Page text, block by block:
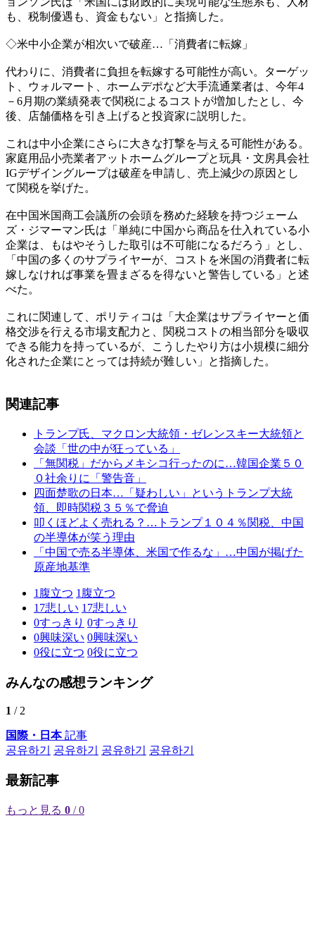
も、税制優遇も、資金もない」と指摘した。
◇米中小企業が相次いで破産…「消費者に転嫁」
代わりに、消費者に負担を転嫁する可能性が高い。ターゲッ
ト、ウォルマート、ホームデポなど大手流通業者は、今年4
－6月期の業績発表で関税によるコストが増加したとし、今
後、店舗価格を引き上げると投資家に説明した。
これは中小企業にさらに大きな打撃を与える可能性がある。
家庭用品小売業者アットホームグループと玩具・文房具会社
IGデザイングループは破産を申請し、売上減少の原因とし
て関税を挙げた。
在中国米国商工会議所の会頭を務めた経験を持つジェーム
ズ・ジマーマン氏は「単純に中国から商品を仕入れている小
企業は、もはやそうした取引は不可能になるだろう」とし、
「中国の多くのサプライヤーが、コストを米国の消費者に転
嫁しなければ事業を畳まざるを得ないと警告している」と述
べた。
これに関連して、ポリティコは「大企業はサプライヤーと価
格交渉を行える市場支配力と、関税コストの相当部分を吸収
できる能力を持っているが、こうしたやり方は小規模に細分
化された企業にとっては持続が難しい」と指摘した。
関連記事
トランプ氏、マクロン大統領・ゼレンスキー大統領と
会談「世の中が狂っている」
「無関税」だからメキシコ行ったのに…韓国企業５０
０社余りに「警告音」
四面楚歌の日本…「疑わしい」というトランプ大統
領、即時関税３５％で脅迫
叩くほどよく売れる？…トランプ１０４％関税、中国
の半導体が笑う理由
「中国で売る半導体、米国で作るな」…中国が掲げた
原産地基準
1 腹立つ 1 腹立つ
17悲しい 17悲しい
0すっきり 0すっきり
0興味深い 0興味深い
0役に立つ 0役に立つ
みんなの感想ランキング
1 / 2
国際・日本記事
공유하기
공유하기 공유하기 공유하기
最新記事
もっと見る 0 / 0